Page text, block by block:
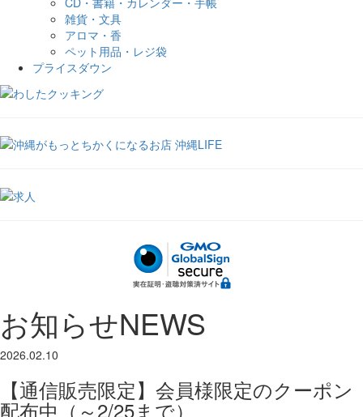
雑貨・文具
アロマ・香
ペット用品・レジ袋
プライスダウン
お知らせNEWS
2026.02.10
【通信販売限定】会員様限定のクーポン
配布中（～2/25まで）